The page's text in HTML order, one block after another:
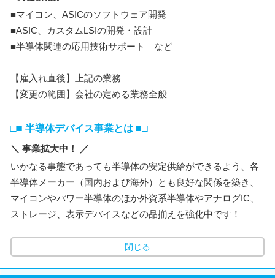
■マイコン、ASICのソフトウェア開発
■ASIC、カスタムLSIの開発・設計
■半導体関連の応用技術サポート など
【雇入れ直後】上記の業務
【変更の範囲】会社の定める業務全般
□■ 半導体デバイス事業とは ■□
＼ 事業拡大中！ ／
いかなる事態であっても半導体の安定供給ができるよう、各
半導体メーカー（国内および海外）とも良好な関係を築き、
マイコンやパワー半導体のほか外資系半導体やアナログIC、
ストレージ、表示デバイスなどの品揃えを強化中です！
閉じる